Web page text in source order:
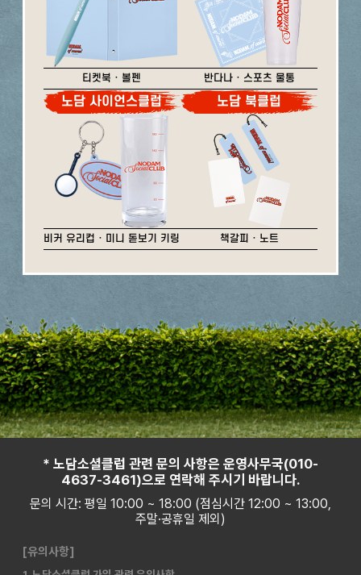
티켓북 · 볼펜 반다나 · 스포츠 물통
노담 사이언스클럽
비커 유리컵 · 미니 돋보기 키링
노담 북클럽
책갈피 · 노트
* 노담소셜클럽 관련 문의 사항은 운영사무국(010-
4637-3461)으로 연락해 주시기 바랍니다.
문의 시간: 평일 10:00 ~ 18:00 (점심시간 12:00 ~ 13:00,
주말·공휴일 제외)
[유의사항]